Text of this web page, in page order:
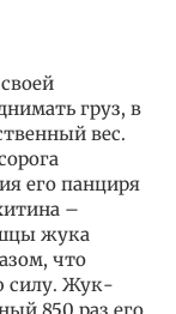
груз, в
вес.
его панциря
–
жука
что
силу. Жук-